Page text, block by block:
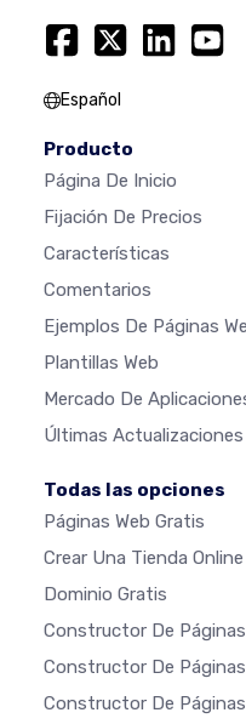
Español
Producto
Página De Inicio
Fijación De Precios
Características
Comentarios
Ejemplos De Páginas
Plantillas Web
Mercado De
Últimas Actualizaciones
Todas las opciones
Páginas Web Gratis
Crear Una Tienda Online
Dominio Gratis
Constructor De
Constructor De
Constructor De